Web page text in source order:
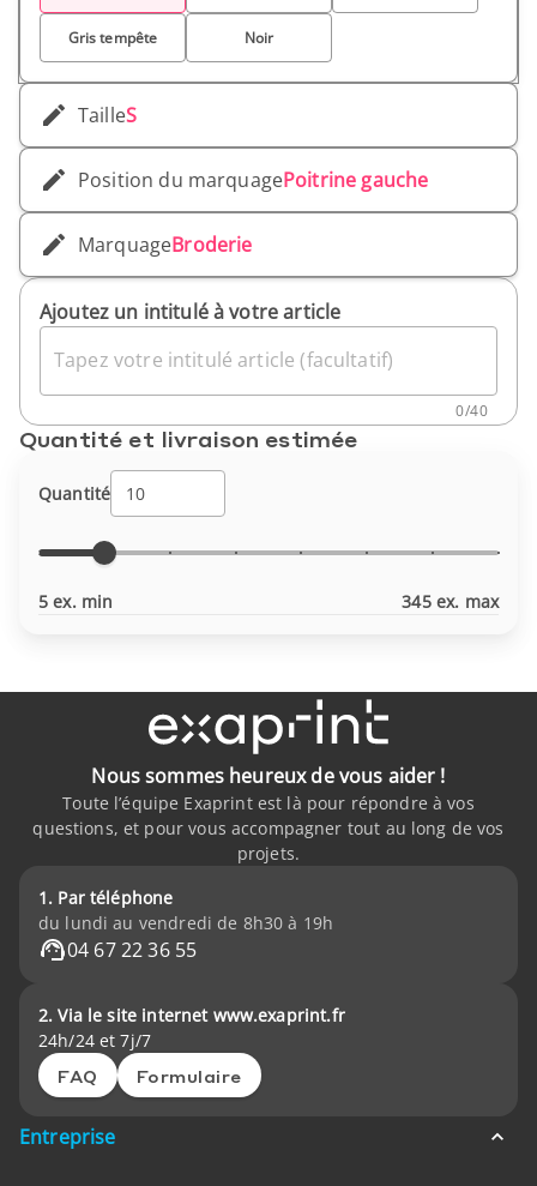
Gris tempête Noir
TailleS
Position du marquagePoitrine gauche
MarquageBroderie
Ajoutez un intitulé à votre article
Tapez votre intitulé article (facultatif)
0/40
Quantité et livraison estimée
Quantité
5 ex. min 345 ex. max
Nous sommes heureux de vous aider !
Toute l’équipe Exaprint est là pour répondre à vos
questions, et pour vous accompagner tout au long de vos
projets.
1. Par téléphone
du lundi au vendredi de 8h30 à 19h
04 67 22 36 55
2. Via le site internet www.exaprint.fr
24h/24 et 7j/7
FAQ Formulaire
Entreprise